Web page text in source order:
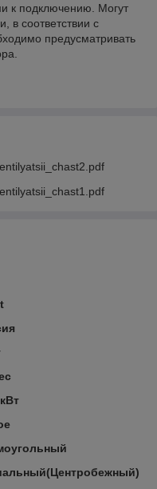
к подключению. Могут
в соответствии с
предусматривать